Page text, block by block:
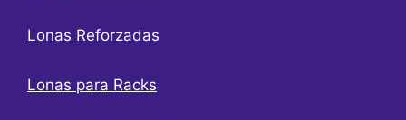
Lonas Reforzadas
Lonas para Racks